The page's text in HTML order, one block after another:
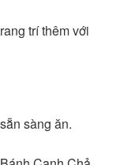
trí thêm với
sàng ăn.